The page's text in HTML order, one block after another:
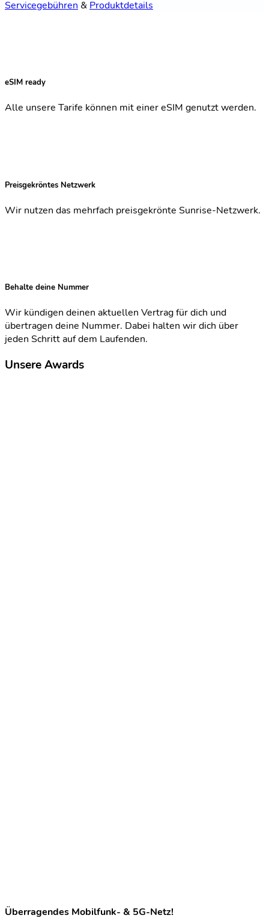
Servicegebühren & Produktdetails
eSIM ready
Alle unsere Tarife können mit einer eSIM genutzt werden.
Preisgekröntes Netzwerk
Wir nutzen das mehrfach preisgekrönte Sunrise-Netzwerk.
Behalte deine Nummer
Wir kündigen deinen aktuellen Vertrag für dich und
übertragen deine Nummer. Dabei halten wir dich über
jeden Schritt auf dem Laufenden.
Unsere Awards
Überragendes Mobilfunk- & 5G-Netz!